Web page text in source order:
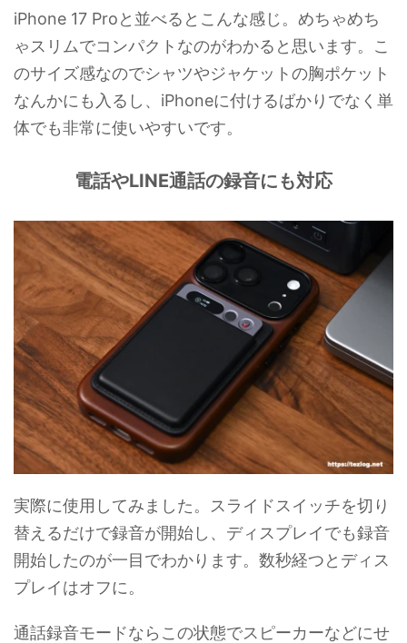
iPhone 17 Proと並べるとこんな感じ。めちゃめち
ゃスリムでコンパクトなのがわかると思います。こ
のサイズ感なのでシャツやジャケットの胸ポケット
なんかにも入るし、iPhoneに付けるばかりでなく単
体でも非常に使いやすいです。
電話やLINE通話の録音にも対応
実際に使用してみました。スライドスイッチを切り
替えるだけで録音が開始し、ディスプレイでも録音
開始したのが一目でわかります。数秒経つとディス
プレイはオフに。
通話録音モードならこの状態でスピーカーなどにせ